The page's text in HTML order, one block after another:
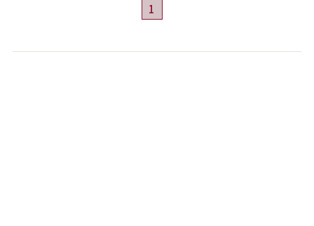
1